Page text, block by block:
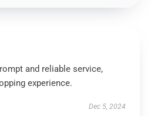
and reliable service,
experience.
Dec 5, 2024